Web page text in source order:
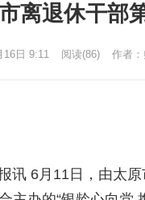
离退休干部
作者
16日 9:11 阅读(86)
讯 6月11日，由太